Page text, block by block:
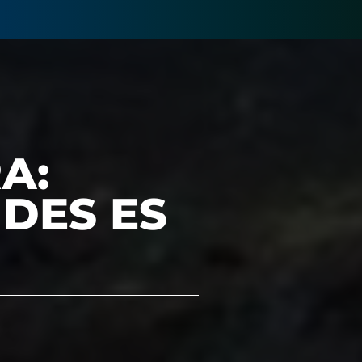
ES